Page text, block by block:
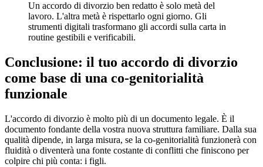
Un accordo di divorzio ben redatto è solo metà del
lavoro. L'altra metà è rispettarlo ogni giorno. Gli
strumenti digitali trasformano gli accordi sulla carta in
routine gestibili e verificabili.
Conclusione: il tuo accordo di divorzio
come base di una co-genitorialità
funzionale
L'accordo di divorzio è molto più di un documento legale. È il
documento fondante della vostra nuova struttura familiare. Dalla sua
qualità dipende, in larga misura, se la co-genitorialità funzionerà con
fluidità o diventerà una fonte costante di conflitti che finiscono per
colpire chi più conta: i figli.